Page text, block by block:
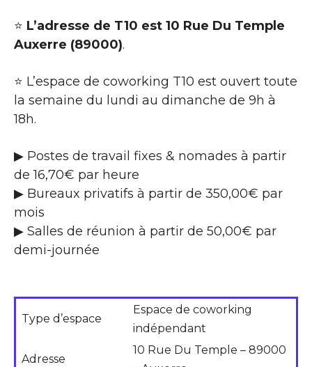
⭐ L’adresse de T10 est 10 Rue Du Temple
Auxerre (89000).
⭐ L’espace de coworking T10 est ouvert toute
la semaine du lundi au dimanche de 9h à
18h.
▶ Postes de travail fixes & nomades à partir
de 16,70€ par heure
▶ Bureaux privatifs à partir de 350,00€ par
mois
▶ Salles de réunion à partir de 50,00€ par
demi-journée
Type d’espace
Espace de coworking
indépendant
Adresse
10 Rue Du Temple – 89000